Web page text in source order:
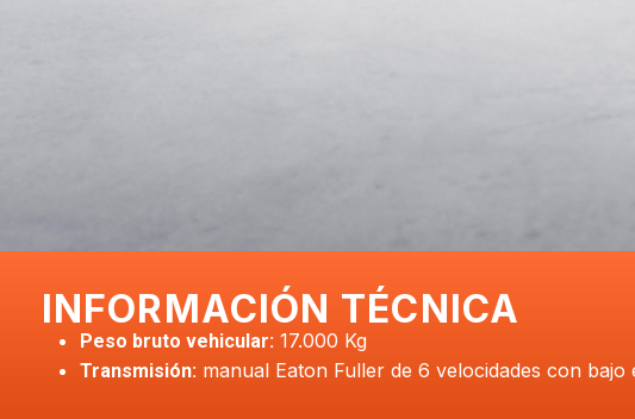
INFORMACIÓN TÉCNICA
Peso bruto vehicular: 17.000 Kg
Transmisión: manual Eaton Fuller de 6 velocidades con bajo